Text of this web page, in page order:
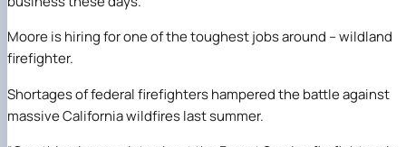
Центр вивчення мов
Інклюзивне освітнє середовище
Академічна мобільність
Військова освіта
Сертифікатні програми
Культура і просвіта
Автошкола
Сенат Студентської організації
Профком студентів і аспірантів
Студентські ради гуртожитків
Довідкова інформація
Оплата за навчання та проживання
Поселення до гуртожитків
Їдальні та буфети
Студентські квитки
Пільги
Центр вивчення мов
Психологічна підтримка
Інклюзивне середовище
Наукові школи
Стартап школа НУБіП України
Форми документів
Патентно-ліцензійна діяльність
садово-паркове господарство, ветеринарна
Біоетична комісія
Наукові видання
Досліднику та автору
Наукові журнали НУБіП України
Наукові журнали НУБіП України (English)
Пам'ятка про проведення науково-
Наука для бізнесу
«SEB-2024»
«SEB-2025»
Рада роботодавців
Видатні випускники та працівники
Почесні доктори і професори НУБіП України
Пресслужба
Університетський кур'єр
Доступ до публічної інформації
Державні закупівлі
Уповноважена особа з питань запобігання
виявлення корупції
Положення про антикорупційного
Гендерна радниця
Контактна інформація
Moore is hiring for one of the toughest jobs around – wildland
firefighter.
Shortages of federal firefighters hampered the battle against
massive California wildfires last summer.